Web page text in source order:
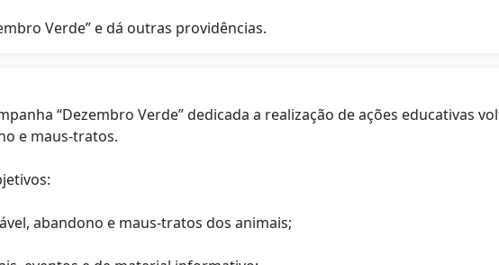
Verde” e dá outras providências.
“Dezembro Verde” dedicada a realização de ações educativas
e maus-tratos.
abandono e maus-tratos dos animais;